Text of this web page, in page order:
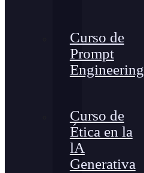
Curso de
Prompt
Engineering
Curso de
Ética en la
lA
Generativa